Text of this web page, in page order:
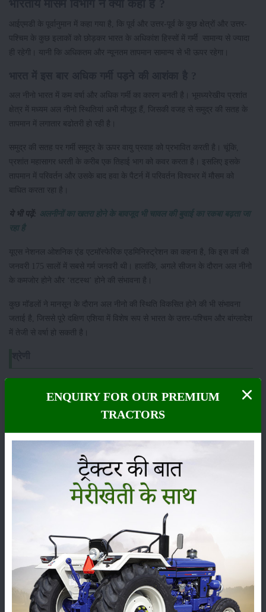
आईएमडी के पूर्वानुमान में कहा गया है, कि पूर्व और उत्तर-पूर्व के कुछ क्षेत्रों और उत्तर-
पश्चिम के कुछ इलाकों को छोड़कर भारत के अधिकांश हिस्सों में गर्मी सामान्य से ज्यादा
ही रहेगी। यानी कि अधिकतम और न्यूनतम तापमान सामान्य से भी ऊपर रहेगा।
अल नीनो भारत में कम वर्षा और अधिक गर्मी का कारण बनती है। भूमध्यरेखीय प्रशांत
क्षेत्र में मध्यम अल नीनो स्थितियां अभी मौजूद हैं, जिसकी वजह से समुद्र की सतह के
तापमान में लगातार बढोतरी हो रही है।
समुद्र की सतह पर गर्मी समुद्र के ऊपर वायु प्रवाह को प्रभावित करती है। चूंकि,
प्रशांत महासागर धरती के करीब एक तिहाई भाग को कवर करता है। इसलिए इसके
तापमान में परिवर्तन और उसके बाद हवा के पैटर्न में परिवर्तन विश्वभर में मौसम को
बाधित करता रहा है।
ये भी पढ़ें: अलनीनों का खतरा होने के बावजूद भी चावल की बुवाई का रकबा बढ़ता जा
रहा है
यूएस नेशनल ओशनिक एंड एटमॉस्फेरिक एडमिनिस्ट्रेशन का कहना है, कि इस वर्ष की
जनवरी 175 सालों में सबसे गर्म जनवरी थी। हालांकि, अगले सीजन के दौरान अल नीनो
के कमजोर होने और ‘तटस्थ’ होने की संभावना है।
कुछ मॉडलों ने मानसून के दौरान अल नीनो की स्थिति विकसित होने की भी संभावना
जताई है, जिससे पूरे दक्षिण एशिया में विशेष रूप से भारत के उत्तर-पश्चिम और बांग्लादेश
में तेजी से वर्षा हो सकती है।
कीटनाशक पशुपालन
कृषि यंत्र समाचार
ENQUIRY FOR OUR PREMIUM
TRACTORS